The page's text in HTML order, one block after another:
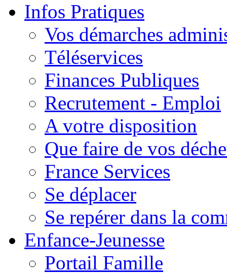
Infos Pratiques
Vos démarches
Téléservices
Finances Publiques
Recrutement - Emploi
A votre disposition
Que faire de vos
France Services
Se déplacer
Se repérer dans la
Enfance-Jeunesse
Portail Famille